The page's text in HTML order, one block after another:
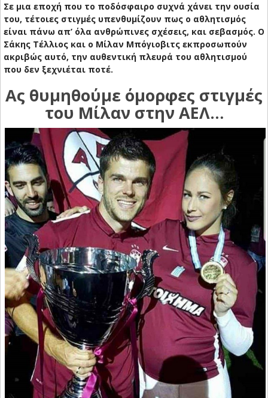
Σε μια εποχή που το ποδόσφαιρο συχνά χάνει την ουσία
του, τέτοιες στιγμές υπενθυμίζουν πως ο αθλητισμός
είναι πάνω απ’ όλα ανθρώπινες σχέσεις, και σεβασμός. Ο
Σάκης Τέλλιος και ο Μίλαν Μπόγιοβιτς εκπροσωπούν
ακριβώς αυτό, την αυθεντική πλευρά του αθλητισμού
που δεν ξεχνιέται ποτέ.
Ας θυμηθούμε όμορφες στιγμές
του Μίλαν στην ΑΕΛ…